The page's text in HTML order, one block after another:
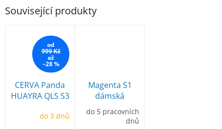
Související produkty
od
999 Kč
až
–28 %
CERVA Panda
HUAYRA QLS S3
černá
do 3 dnů
Magenta S1
dámská
bezpečnostní
obuv
do 5 pracovních
dnů